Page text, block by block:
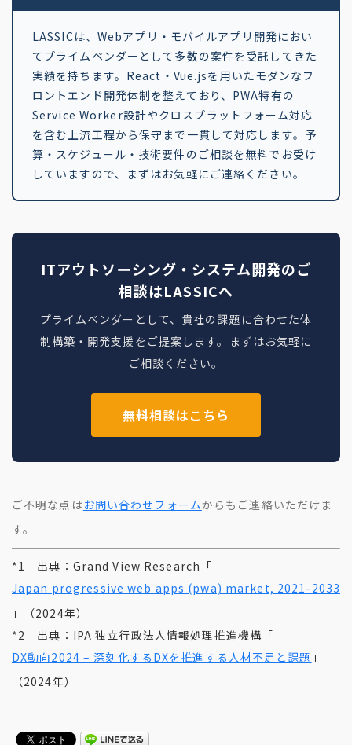
LASSICは、Webアプリ・モバイルアプリ開発におい
てプライムベンダーとして多数の案件を受託してきた
実績を持ちます。React・Vue.jsを用いたモダンなフ
ロントエンド開発体制を整えており、PWA特有の
Service Worker設計やクロスプラットフォーム対応
を含む上流工程から保守まで一貫して対応します。予
算・スケジュール・技術要件のご相談を無料でお受け
していますので、まずはお気軽にご連絡ください。
ITアウトソーシング・システム開発のご
相談はLASSICへ
プライムベンダーとして、貴社の課題に合わせた体
制構築・開発支援をご提案します。まずはお気軽に
ご相談ください。
無料相談はこちら
ご不明な点はお問い合わせフォームからもご連絡いただけま
す。
*1 出典：Grand View Research「
Japan progressive web apps (pwa) market, 2021-2033
」（2024年）
*2 出典：IPA 独立行政法人情報処理推進機構「
DX動向2024 – 深刻化するDXを推進する人材不足と課題 」
（2024年）